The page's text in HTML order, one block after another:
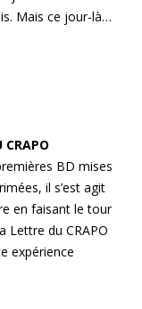
Mais ce jour-là…
CRAPO
BD mises
il s’est agit
en faisant le tour
Lettre du CRAPO
expérience